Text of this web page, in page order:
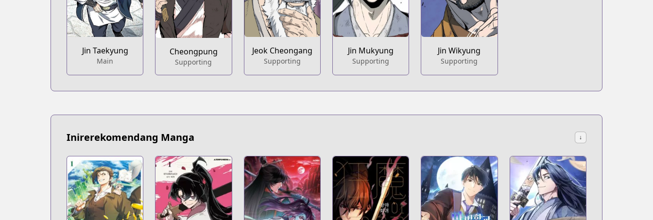
Jin Taekyung
Main
Cheongpung
Supporting
Jeok Cheongang
Supporting
Jin Mukyung
Supporting
Jin Wikyung
Supporting
Inirerekomendang Manga ↓